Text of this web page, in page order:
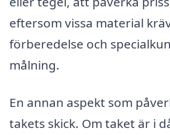
eftersom vissa material
förberedelse och
målning.
En annan aspekt som
takets skick. Om taket är i